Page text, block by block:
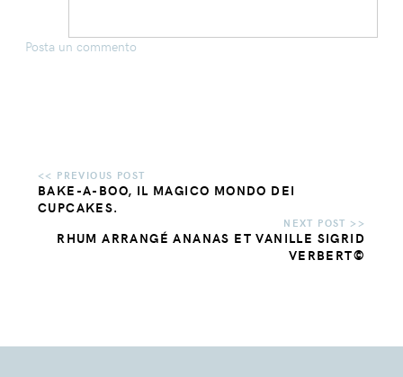
Posta un commento
BAKE-A-BOO, IL MAGICO MONDO DEI
CUPCAKES.
RHUM ARRANGÉ ANANAS ET VANILLE SIGRID
VERBERT©